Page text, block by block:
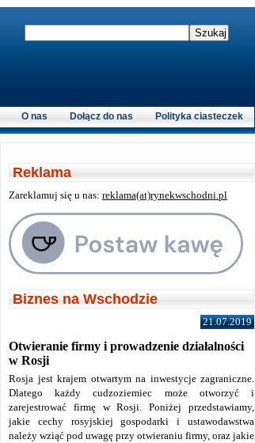
Polityka ciasteczek
Dołącz do nas
O nas
Reklama
Zareklamuj się u nas: reklama(at)rynekwschodni.pl
Biznes na Wschodzie
21.07.2019
Otwieranie firmy i prowadzenie działalności
w Rosji
Rosja jest krajem otwartym na inwestycje zagraniczne.
Dlatego każdy cudzoziemiec może otworzyć i
zarejestrować firmę w Rosji. Poniżej przedstawiamy,
jakie cechy rosyjskiej gospodarki i ustawodawstwa
należy wziąć pod uwagę przy otwieraniu firmy, oraz jakie